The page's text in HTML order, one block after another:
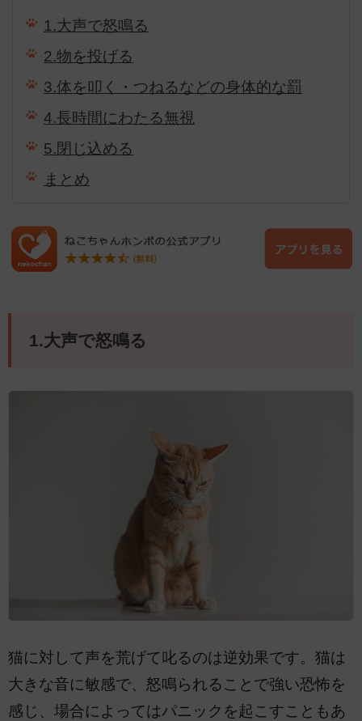
1.大声で怒鳴る
2.物を投げる
3.体を叩く・つねるなどの身体的な罰
4.長時間にわたる無視
5.閉じ込める
まとめ
1.大声で怒鳴る
猫に対して声を荒げて叱るのは逆効果です。猫は
大きな音に敏感で、怒鳴られることで強い恐怖を
感じ、場合によってはパニックを起こすこともあ